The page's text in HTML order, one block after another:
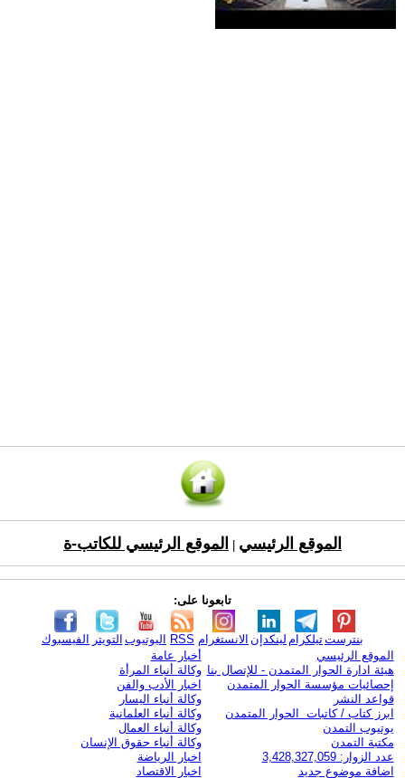
الموقع الرئيسي الموقع الرئيسي للكاتب-ة
تابعونا على:
الفيسبوك التويتر اليوتيوب RSS الانستغرام لينكدإن تيلكرامبنترست
الموقع الرئيسي
هيئة ادارة الحوار المتمدن - للإتصال بنا
إحصائيات مؤسسة الحوار المتمدن
قواعد النشر
ابرز كتاب / كاتبات الحوار المتمدن
يوتيوب التمدن
مكتبة التمدن
عدد الزوار: 3,428,327,059
اضافة موضوع جديد
أخبار عامة
وكالة أنباء المرأة
اخبار الأدب والفن
وكالة أنباء اليسار
وكالة أنباء العلمانية
وكالة أنباء العمال
وكالة أنباء حقوق الإنسان
اخبار الرياضة
اخبار الاقتصاد